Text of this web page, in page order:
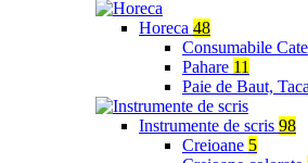
Horeca 48
Consumabile
Pahare 11
Paie de Baut,
Instrumente de scris 98
Creioane 5